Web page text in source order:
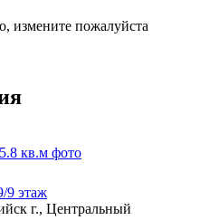
измените пожалуйста
9 этаж
г., Центральный